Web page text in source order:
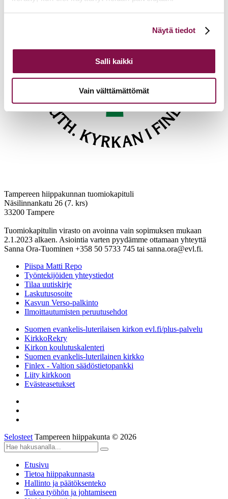
linkistä.
Näytä tiedot
Salli kaikki
Vain välttämättömät
Tampereen hiippakunnan tuomiokapituli
Näsilinnankatu 26 (7. krs)
33200 Tampere
Tuomiokapitulin virasto on avoinna vain sopimuksen mukaan
2.1.2023 alkaen. Asiointia varten pyydämme ottamaan yhteyttä
Sanna Ora-Tuominen +358 50 5733 745 tai sanna.ora@evl.fi.
Piispa Matti Repo
Työntekijöiden yhteystiedot
Tilaa uutiskirje
Laskutusosoite
Kasvun Verso-palkinto
Ilmoittautumisten peruutusehdot
Suomen evankelis-luterilaisen kirkon evl.fi/plus-palvelu
KirkkoRekry
Kirkon koulutuskalenteri
Suomen evankelis-luterilainen kirkko
Finlex - Valtion säädöstietopankki
Liity kirkkoon
Evästeasetukset
Selosteet Tampereen hiippakunta © 2026
Etusivu
Tietoa hiippakunnasta
Hallinto ja päätöksenteko
Tukea työhön ja johtamiseen